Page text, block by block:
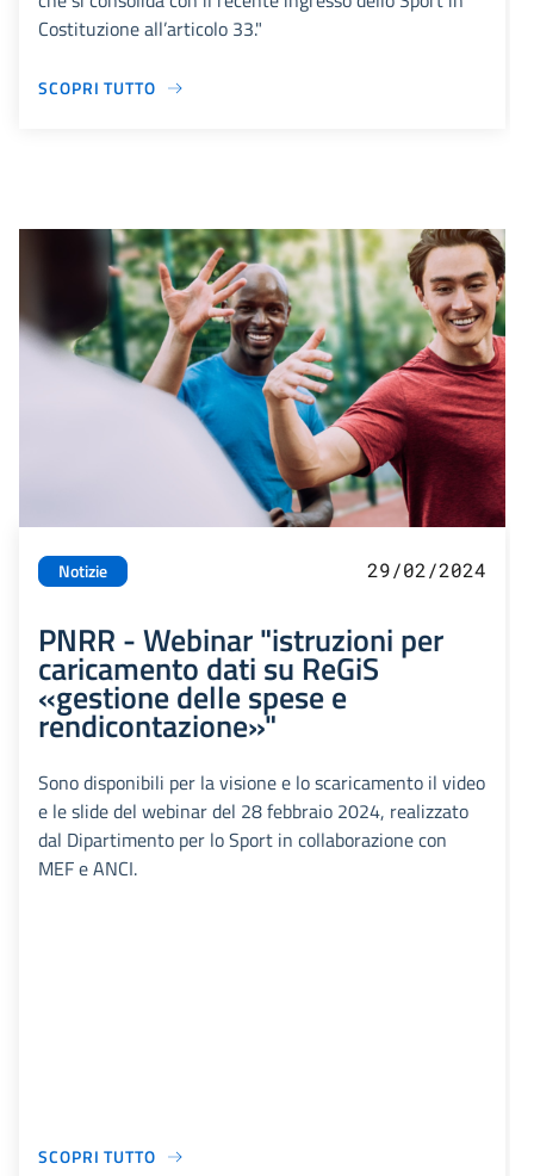
Costituzione all’articolo 33."
SCOPRI TUTTO
Notizie 29/02/2024
PNRR - Webinar "istruzioni per
caricamento dati su ReGiS
«gestione delle spese e
rendicontazione»"
Sono disponibili per la visione e lo scaricamento il video
e le slide del webinar del 28 febbraio 2024, realizzato
dal Dipartimento per lo Sport in collaborazione con
MEF e ANCI.
SCOPRI TUTTO